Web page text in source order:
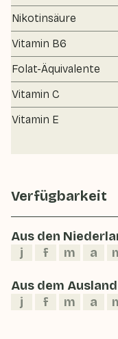
Nikotinsäure
Vitamin B6
Folat-Äquivalente
Vitamin C
Vitamin E
Verfügbarkeit
Aus den
j
f m a
Aus dem Ausland
j
f m a